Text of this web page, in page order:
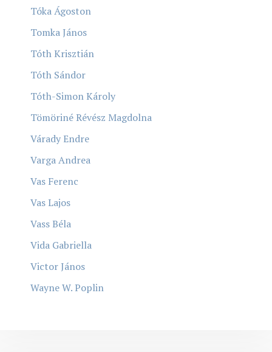
Tóka Ágoston
Tomka János
Tóth Krisztián
Tóth Sándor
Tóth-Simon Károly
Tömöriné Révész Magdolna
Várady Endre
Varga Andrea
Vas Ferenc
Vas Lajos
Vass Béla
Vida Gabriella
Victor János
Wayne W. Poplin